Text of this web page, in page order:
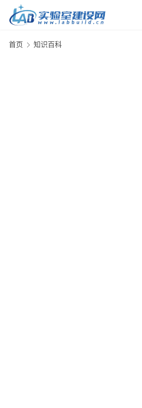
首页 知识百科